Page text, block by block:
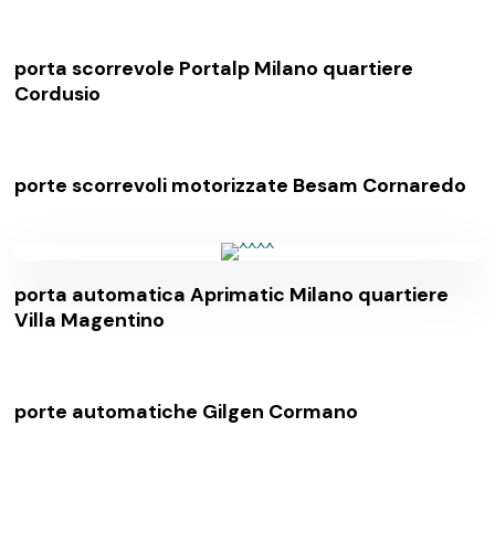
porta scorrevole Portalp Milano quartiere
Cordusio
porte scorrevoli motorizzate Besam Cornaredo
porta automatica Aprimatic Milano quartiere
Villa Magentino
porte automatiche Gilgen Cormano